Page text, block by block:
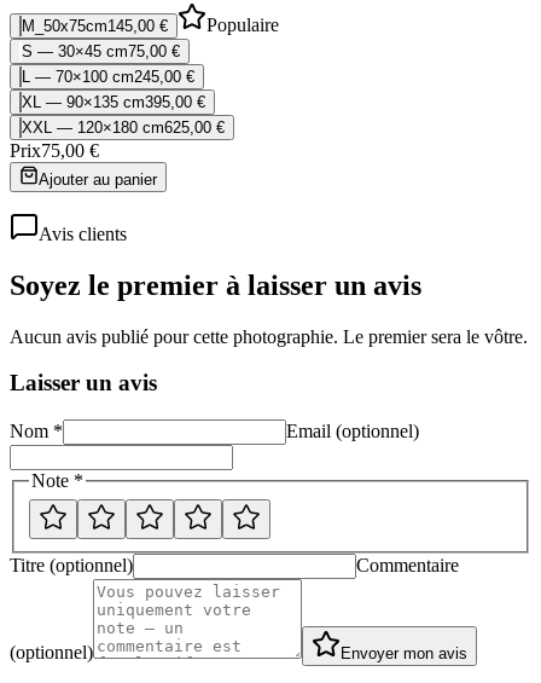
M_50x75cm145,00 € Populaire
S — 30×45 cm75,00 €
L — 70×100 cm245,00 €
XL — 90×135 cm395,00 €
XXL — 120×180 cm625,00 €
Prix75,00 €
Ajouter au panier
Avis clients
Soyez le premier à laisser un avis
Aucun avis publié pour cette photographie. Le premier sera le vôtre.
Laisser un avis
Nom * Email (optionnel)
Note *
Titre (optionnel) Commentaire
(optionnel) Envoyer mon avis